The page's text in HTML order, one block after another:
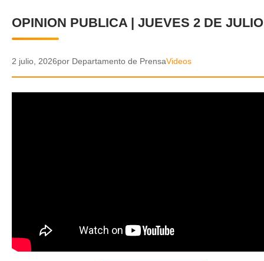
DEPORTES
POLICIAL
✕
OPINION PUBLICA | JUEVES 2 DE
2 julio, 2026por Departamento de PrensaVideos